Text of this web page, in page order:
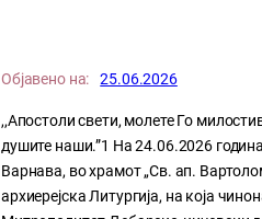
Објавено на: 25.06.2026
,,Апостоли свети, молете Го
душите наши.”1 На 24.06.2026
Варнава, во храмот „Св. ап.
архиерејска Литургија, на која